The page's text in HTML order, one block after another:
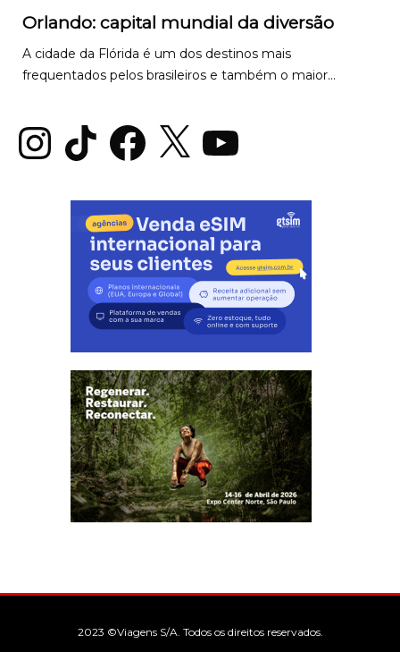
Orlando: capital mundial da diversão
A cidade da Flórida é um dos destinos mais
frequentados pelos brasileiros e também o maior...
InstagramTikTok Facebook
X YouTube
2023 ©Viagens S/A. Todos os direitos reservados.